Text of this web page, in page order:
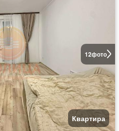
12фото
Квартира